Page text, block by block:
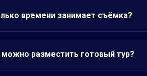
времени занимает съёмка?
можно разместить готовый тур?